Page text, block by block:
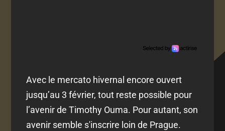
Avec le mercato hivernal encore ouvert
jusqu’au 3 février, tout reste possible pour
l’avenir de Timothy Ouma. Pour autant, son
avenir semble s'inscrire loin de Prague.